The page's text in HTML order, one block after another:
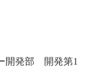
開発部 開発第1